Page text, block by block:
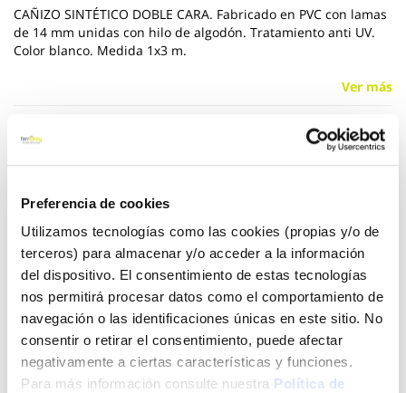
Preferencia de cookies
Utilizamos tecnologías como las cookies (propias y/o de
terceros) para almacenar y/o acceder a la información
del dispositivo. El consentimiento de estas tecnologías
nos permitirá procesar datos como el comportamiento de
navegación o las identificaciones únicas en este sitio. No
consentir o retirar el consentimiento, puede afectar
negativamente a ciertas características y funciones.
Para más información consulte nuestra Política de
CAÑIZO SINTÉTICO DOBLE CARA. Fabricado en PVC con lamas
de 14 mm unidas con hilo de algodón. Tratamiento anti UV.
Color blanco. Medida 1x3 m.
Ver más
17,94 €
Click&Collect - Recogida gratis
en nuestras tiendas
Envío a domicilio:
5 días hábiles
+ INFO
de
imágenes